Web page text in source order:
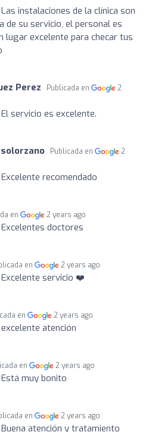
Las instalaciones de la clínica son
de su servicio, el personal es
lugar excelente para checar tus
Perez Publicada en
2
El servicio es excelente.
Publicada en
2
Excelente recomendado
en 2 years ago
Excelentes doctores
en 2 years ago
Excelente servicio ❤️
en 2 years ago
excelente atención
en 2 years ago
Está muy bonito
en 2 years ago
Buena atención y tratamiento